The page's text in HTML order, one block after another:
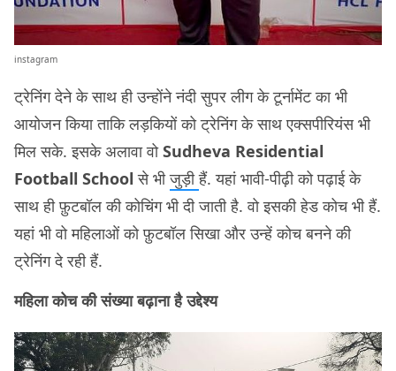
instagram
ट्रेनिंग देने के साथ ही उन्होंने नंदी सुपर लीग के टूर्नामेंट का भी
आयोजन किया ताकि लड़कियों को ट्रेनिंग के साथ एक्सपीरियंस भी
मिल सके. इसके अलावा वोSudheva Residential
Football School से भीजुड़ीहैं. यहां भावी-पीढ़ी को पढ़ाई के
साथ ही फ़ुटबॉल की कोचिंग भी दी जाती है. वो इसकी हेड कोच भी हैं.
यहां भी वो महिलाओं को फ़ुटबॉल सिखा और उन्हें कोच बनने की
ट्रेनिंग दे रही हैं.
महिला कोच की संख्या बढ़ाना है उद्देश्य